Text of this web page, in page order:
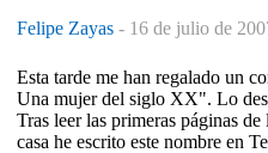
Felipe Zayas - 16 de julio de
Esta tarde me han regalado un
Una mujer del siglo XX". Lo
Tras leer las primeras páginas
casa he escrito este nombre en